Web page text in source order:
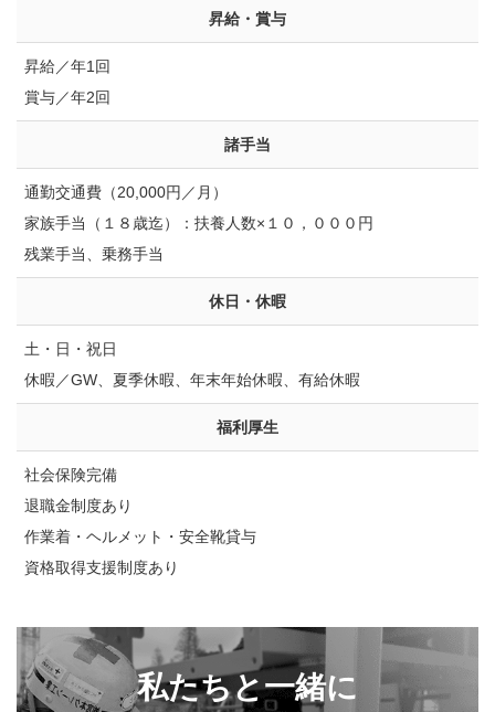
昇給・賞与
昇給／年1回
賞与／年2回
諸⼿当
通勤交通費（20,000円／月）
家族手当（１８歳迄）：扶養人数×１０，０００円
残業手当、乗務手当
休⽇・休暇
土・日・祝日
休暇／GW、夏季休暇、年末年始休暇、有給休暇
福利厚⽣
社会保険完備
退職金制度あり
作業着・ヘルメット・安全靴貸与
資格取得支援制度あり
私たちと一緒に